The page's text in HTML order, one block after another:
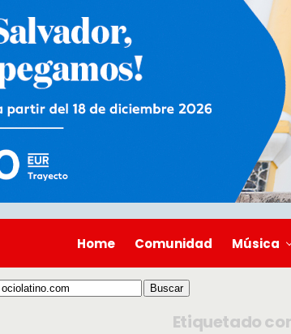
Home Comunidad Música
Etiquetado